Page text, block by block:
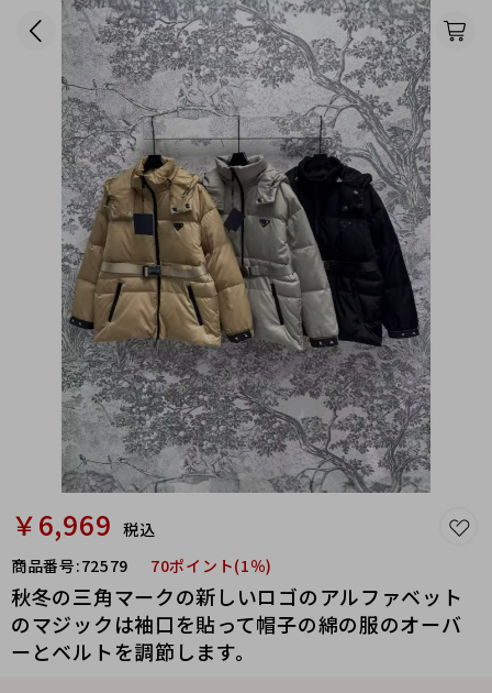
￥6,969 税込
商品番号:72579 70ポイント(1％)
秋冬の三角マークの新しいロゴのアルファベット
のマジックは袖口を貼って帽子の綿の服のオーバ
ーとベルトを調節します。